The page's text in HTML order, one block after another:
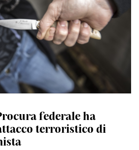
federale ha
terroristico di